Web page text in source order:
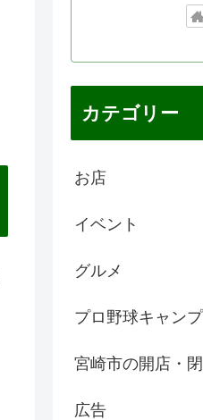
カテゴリー
お店
イベント
グルメ
プロ野球キャンプ
宮崎市の開店・
広告